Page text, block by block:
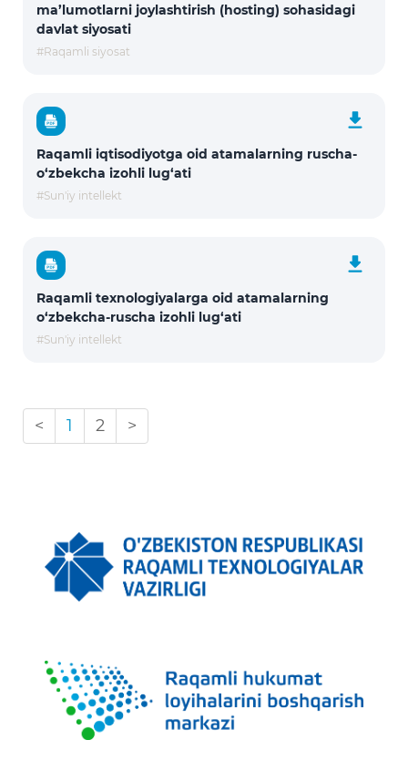
ma’lumotlarni joylashtirish (hosting) sohasidagi
davlat siyosati
#Raqamli siyosat
Raqamli iqtisodiyotga oid atamalarning ruscha-
o‘zbekcha izohli lug‘ati
#Sun'iy intellekt
Raqamli texnologiyalarga oid atamalarning
o‘zbekcha-ruscha izohli lug‘ati
#Sun'iy intellekt
< 1 2 >